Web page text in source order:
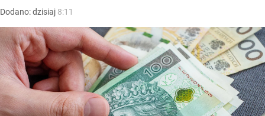
Dodano:dzisiaj 8:11